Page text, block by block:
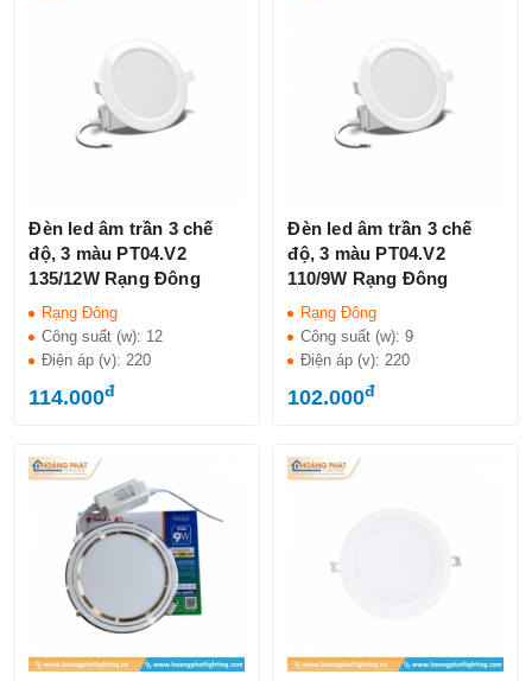
Đèn led âm trần 3 chế
độ, 3 màu PT04.V2
135/12W Rạng Đông
Rạng Đông
Công suất (w): 12
Điện áp (v):220
114.000đ
Đèn led âm trần 3 chế
độ, 3 màu PT04.V2
110/9W Rạng Đông
Rạng Đông
Công suất (w):9
Điện áp (v):220
102.000đ